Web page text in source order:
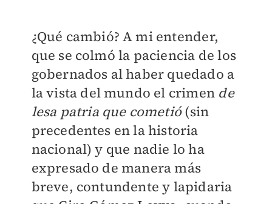
¿Qué cambió? A mi entender,
que se colmó la paciencia de los
gobernados al haber quedado a
la vista del mundo el crimen de
lesa patria que cometió(sin
precedentes en la historia
nacional) y que nadie lo ha
expresado de manera más
breve, contundente y lapidaria